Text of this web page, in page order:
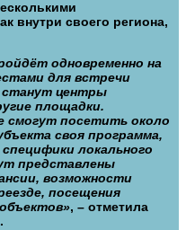
внутри своего региона,
одновременно на
для встречи
станут центры
площадки.
смогут посетить около
своя программа,
локального
представлены
возможности
посещения
, – отметила